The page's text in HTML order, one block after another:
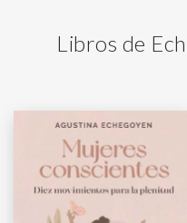
Libros de